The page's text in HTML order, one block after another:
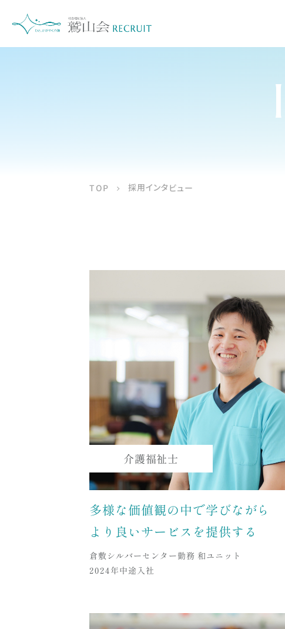
TOP 採用インタビュー
介護福祉士
多様な価値観の中で学びながら
より良いサービスを提供する
倉敷シルバーセンター勤務 和ユニット
2024年中途入社